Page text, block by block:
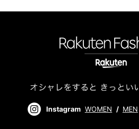
Instagram WOMEN / MEN